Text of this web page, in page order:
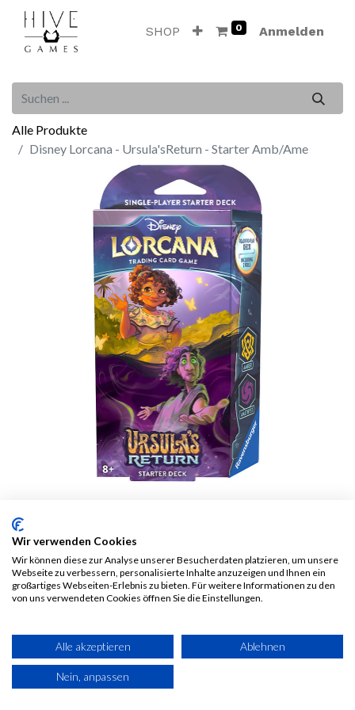
SHOP 0 Anmelden
Alle Produkte
Disney Lorcana - Ursula'sReturn - Starter Amb/Ame
Disney Lorcana -
Ursula'sReturn -
Starter Amb/Ame
8,00€ Alle Preise inkl. MwSt.zzgl.
Versandkosten
Wir verwenden Cookies
Wir können diese zur Analyse unserer Besucherdaten platzieren, um unsere
Webseite zu verbessern, personalisierte Inhalte anzuzeigen und Ihnen ein
großartiges Webseiten-Erlebnis zu bieten. Für weitere Informationen zu den
von uns verwendeten Cookies öffnen Sie die Einstellungen.
Alle akzeptieren Ablehnen
Nein, anpassen